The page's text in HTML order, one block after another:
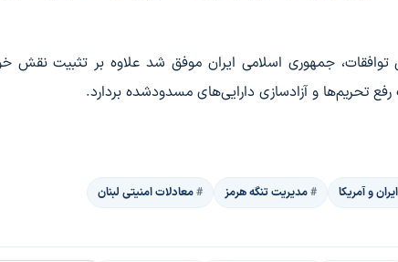
توافقات، جمهوری اسلامی ایران موفق شد علاوه بر تثبیت نقش
تحریم‌ها و آزادسازی دارایی‌های مسدودشده بردارد.
و آمریکا مدیریت تنگه هرمز معادلات امنیتی لبنان